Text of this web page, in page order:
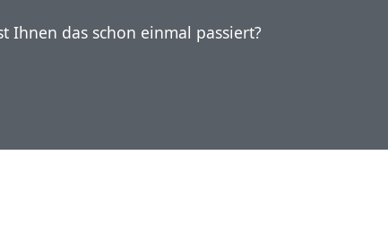
das schon einmal passiert?